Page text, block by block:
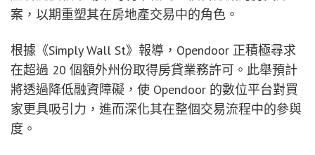
案，以期重塑其在房地產交易中的角色。
根據《Simply Wall St》報導，Opendoor 正積極尋求
在超過 20 個額外州份取得房貸業務許可。此舉預計
將透過降低融資障礙，使 Opendoor 的數位平台對買
家更具吸引力，進而深化其在整個交易流程中的參與
度。